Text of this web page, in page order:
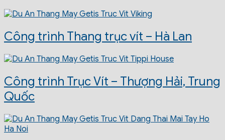
Công trình Thang trục vít – Hà Lan
Công trình Trục Vít – Thượng Hải, Trung
Quốc